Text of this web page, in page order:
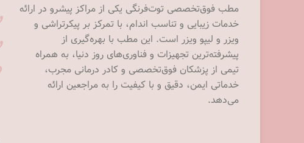
مطب فوق‌تخصصی توت‌فرنگی یکی از مراکز پیشرو در ارائه
خدمات زیبایی و تناسب اندام، با تمرکز بر پیکرتراشی و
ویزر و لیپو ویزر است. این مطب با بهره‌گیری از
پیشرفته‌ترین تجهیزات و فناوری‌های روز دنیا، به همراه
تیمی از پزشکان فوق‌تخصصی و کادر درمانی مجرب،
خدماتی ایمن، دقیق و با کیفیت را به مراجعین ارائه
می‌دهد.